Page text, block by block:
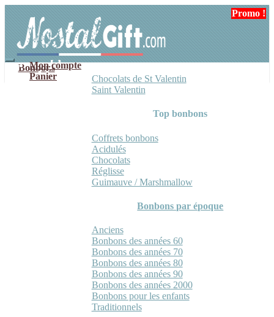
navigation
contenu
Mon compte
Panier
Bonbons
Chocolats de St Valentin
Saint Valentin
Top bonbons
Coffrets bonbons
Acidulés
Chocolats
Réglisse
Guimauve / Marshmallow
Bonbons par époque
Anciens
Bonbons des années 60
Bonbons des années 70
Bonbons des années 80
Bonbons des années 90
Bonbons des années 2000
Bonbons pour les enfants
Traditionnels
Promo !
Promo !